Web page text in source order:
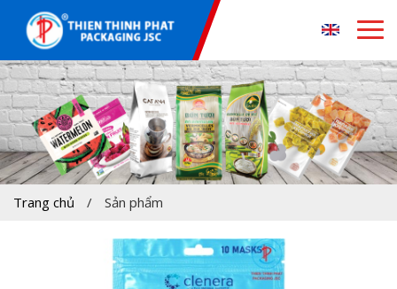
Trang chủ / Sản phẩm